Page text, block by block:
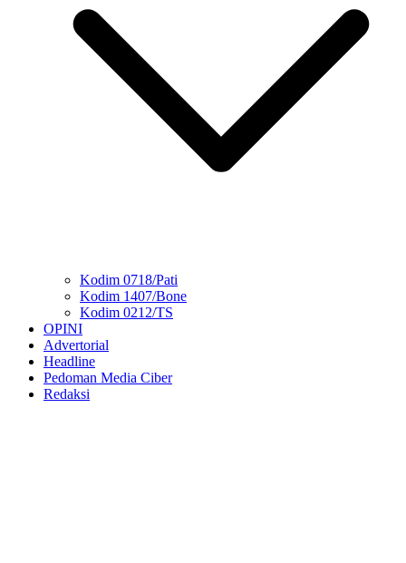
Kodim 0718/Pati
Kodim 1407/Bone
Kodim 0212/TS
OPINI
Advertorial
Headline
Pedoman Media Ciber
Redaksi